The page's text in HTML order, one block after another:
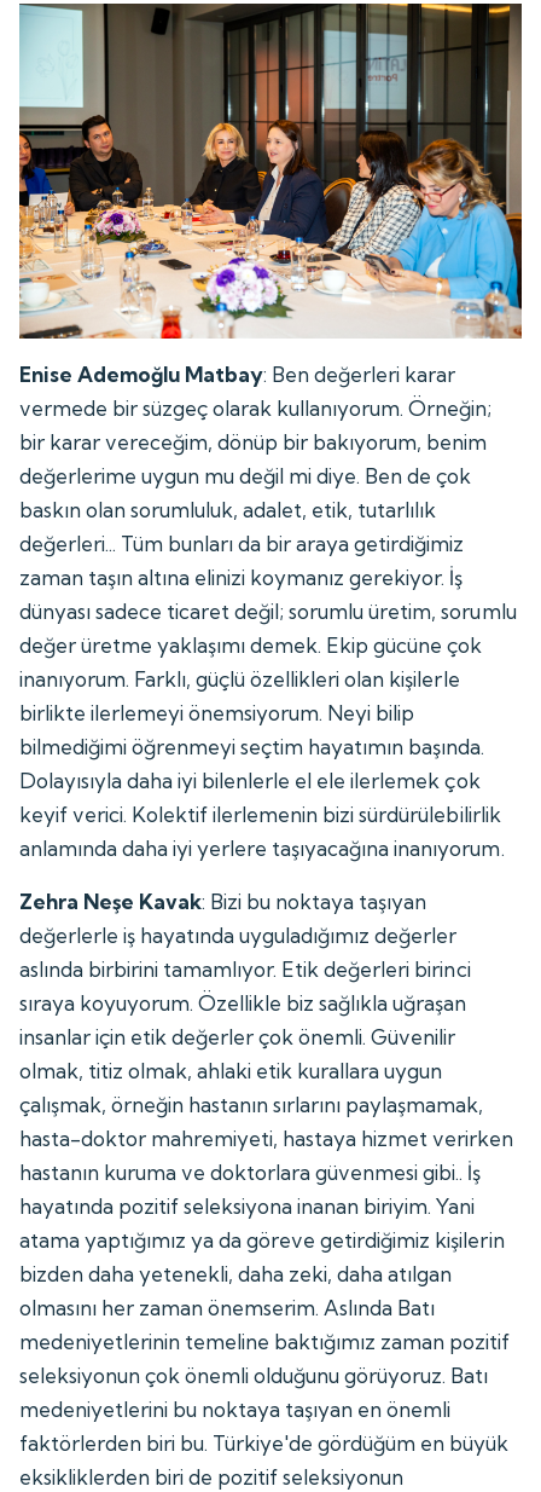
Enise Ademoğlu Matbay: Ben değerleri karar
vermede bir süzgeç olarak kullanıyorum. Örneğin;
bir karar vereceğim, dönüp bir bakıyorum, benim
değerlerime uygun mu değil mi diye. Ben de çok
baskın olan sorumluluk, adalet, etik, tutarlılık
değerleri... Tüm bunları da bir araya getirdiğimiz
zaman taşın altına elinizi koymanız gerekiyor. İş
dünyası sadece ticaret değil; sorumlu üretim, sorumlu
değer üretme yaklaşımı demek. Ekip gücüne çok
inanıyorum. Farklı, güçlü özellikleri olan kişilerle
birlikte ilerlemeyi önemsiyorum. Neyi bilip
bilmediğimi öğrenmeyi seçtim hayatımın başında.
Dolayısıyla daha iyi bilenlerle el ele ilerlemek çok
keyif verici. Kolektif ilerlemenin bizi sürdürülebilirlik
anlamında daha iyi yerlere taşıyacağına inanıyorum.
Zehra Neşe Kavak: Bizi bu noktaya taşıyan
değerlerle iş hayatında uyguladığımız değerler
aslında birbirini tamamlıyor. Etik değerleri birinci
sıraya koyuyorum. Özellikle biz sağlıkla uğraşan
insanlar için etik değerler çok önemli. Güvenilir
olmak, titiz olmak, ahlaki etik kurallara uygun
çalışmak, örneğin hastanın sırlarını paylaşmamak,
hasta-doktor mahremiyeti, hastaya hizmet verirken
hastanın kuruma ve doktorlara güvenmesi gibi.. İş
hayatında pozitif seleksiyona inanan biriyim. Yani
atama yaptığımız ya da göreve getirdiğimiz kişilerin
bizden daha yetenekli, daha zeki, daha atılgan
olmasını her zaman önemserim. Aslında Batı
medeniyetlerinin temeline baktığımız zaman pozitif
seleksiyonun çok önemli olduğunu görüyoruz. Batı
medeniyetlerini bu noktaya taşıyan en önemli
faktörlerden biri bu. Türkiye'de gördüğüm en büyük
eksikliklerden biri de pozitif seleksiyonun